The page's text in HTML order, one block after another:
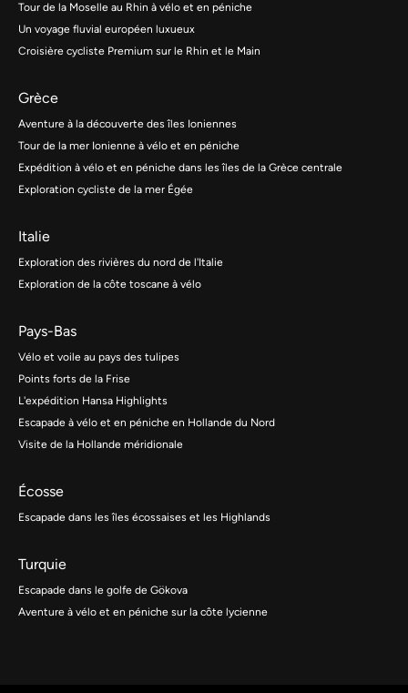
Tour de la Moselle au Rhin à vélo et en péniche
Un voyage fluvial européen luxueux
Croisière cycliste Premium sur le Rhin et le Main
Grèce
Aventure à la découverte des îles Ioniennes
Tour de la mer Ionienne à vélo et en péniche
Expédition à vélo et en péniche dans les îles de la Grèce centrale
Exploration cycliste de la mer Égée
Italie
Exploration des rivières du nord de l'Italie
Exploration de la côte toscane à vélo
Pays-Bas
Vélo et voile au pays des tulipes
Points forts de la Frise
L'expédition Hansa Highlights
Escapade à vélo et en péniche en Hollande du Nord
Visite de la Hollande méridionale
Écosse
Escapade dans les îles écossaises et les Highlands
Turquie
Escapade dans le golfe de Gökova
Aventure à vélo et en péniche sur la côte lycienne